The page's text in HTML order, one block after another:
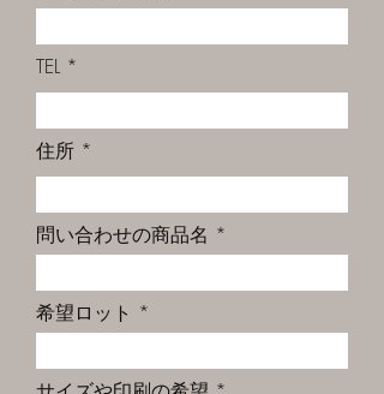
TEL
住所
問い合わせの商品名
希望ロット